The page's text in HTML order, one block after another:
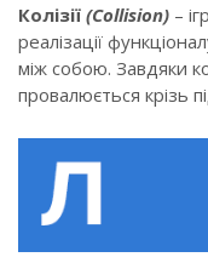
Колізії (Collision) –
реалізації
між собою. Завдяки
провалюється крізь